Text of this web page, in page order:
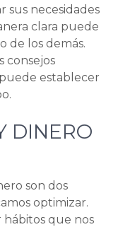
sus necesidades
clara puede
de los demás.
consejos
establecer
DINERO
son dos
optimizar.
hábitos que nos